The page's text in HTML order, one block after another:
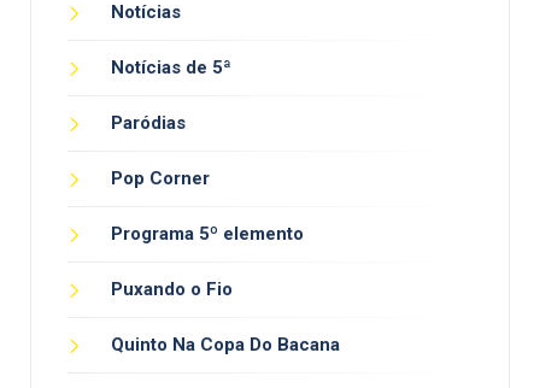
Notícias
Notícias de 5ª
Paródias
Pop Corner
Programa 5º elemento
Puxando o Fio
Quinto Na Copa Do Bacana